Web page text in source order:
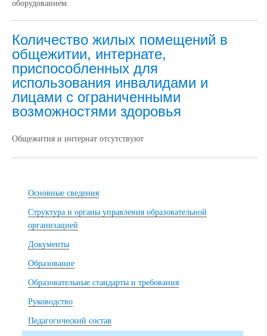
оборудованием.
Количество жилых помещений в
общежитии, интернате,
приспособленных для
использования инвалидами и
лицами с ограниченными
возможностями здоровья
Общежития и интернат отсутствуют
Основные сведения
Структура и органы управления образовательной
организацией
Документы
Образование
Образовательные стандарты и требования
Руководство
Педагогический состав